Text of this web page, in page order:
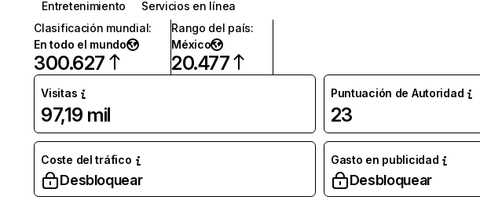
Entretenimiento
Servicios en línea
Clasificación mundial:
En todo el mundo
300.627
Rango del país:
México
20.477
Visitas
97,19 mil
Puntuación de Autoridad
23
Coste del tráfico
Desbloquear
Gasto en publicidad
Desbloquear